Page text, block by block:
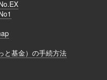
と基金）の手続方法